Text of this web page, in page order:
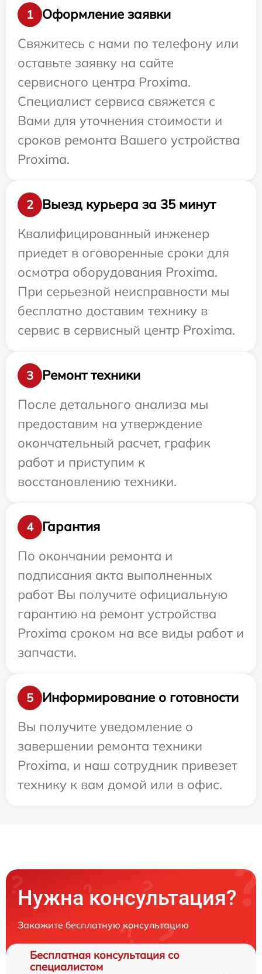
1
Оформление заявки
Свяжитесь с нами по телефону или
оставьте заявку на сайте
сервисного центра Proxima.
Специалист сервиса свяжется с
Вами для уточнения стоимости и
сроков ремонта Вашего устройства
Proxima.
2
Выезд курьера за 35 минут
Квалифицированный инженер
приедет в оговоренные сроки для
осмотра оборудования Proxima.
При серьезной неисправности мы
бесплатно доставим технику в
сервис в сервисный центр Proxima.
3
Ремонт техники
После детального анализа мы
предоставим на утверждение
окончательный расчет, график
работ и приступим к
восстановлению техники.
4
Гарантия
По окончании ремонта и
подписания акта выполненных
работ Вы получите официальную
гарантию на ремонт устройства
Proxima сроком на все виды работ и
запчасти.
5
Информирование о готовности
Вы получите уведомление о
завершении ремонта техники
Proxima, и наш сотрудник привезет
технику к вам домой или в офис.
Нужна консультация?
Закажите бесплатную консультацию
Бесплатная консультация со
специалистом